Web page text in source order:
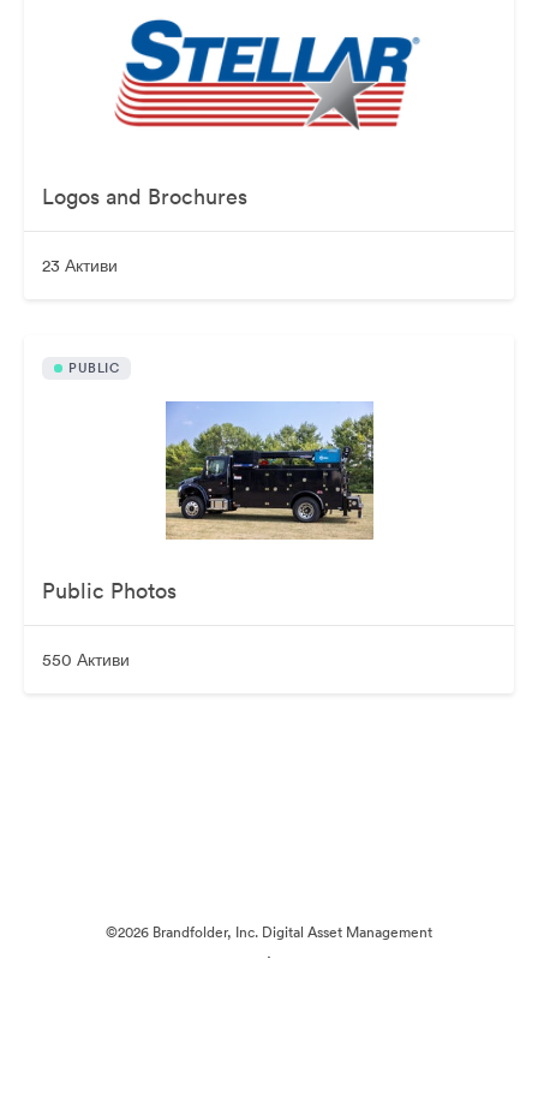
Logos and Brochures
23 Активи
PUBLIC
Public Photos
550 Активи
©2026 Brandfolder, Inc. Digital Asset Management
·